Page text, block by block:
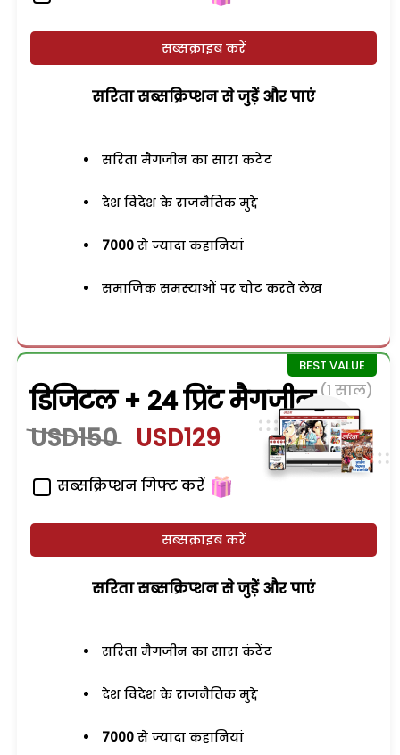
सब्सक्राइब करें
सरिता सब्सक्रिप्शन से जुड़ेें और पाएं
सरिता मैगजीन का सारा कंटेंट
देश विदेश के राजनैतिक मुद्दे
7000 से ज्यादा कहानियां
समाजिक समस्याओं पर चोट करते लेख
डिजिटल + 24 प्रिंट मैगजीन (1 साल)
USD150 USD129
सब्सक्रिप्शन गिफ्ट करें
सब्सक्राइब करें
सरिता सब्सक्रिप्शन से जुड़ेें और पाएं
सरिता मैगजीन का सारा कंटेंट
देश विदेश के राजनैतिक मुद्दे
7000 से ज्यादा कहानियां